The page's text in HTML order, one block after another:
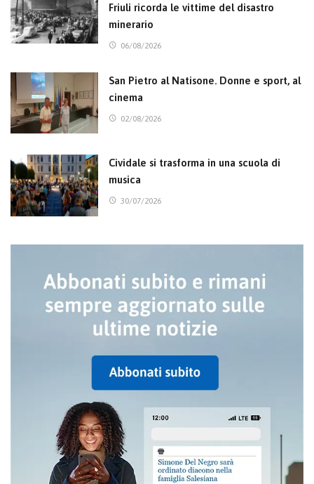
Friuli ricorda le vittime del disastro
minerario
06/08/2026
San Pietro al Natisone. Donne e sport, al
cinema
02/08/2026
Cividale si trasforma in una scuola di
musica
30/07/2026